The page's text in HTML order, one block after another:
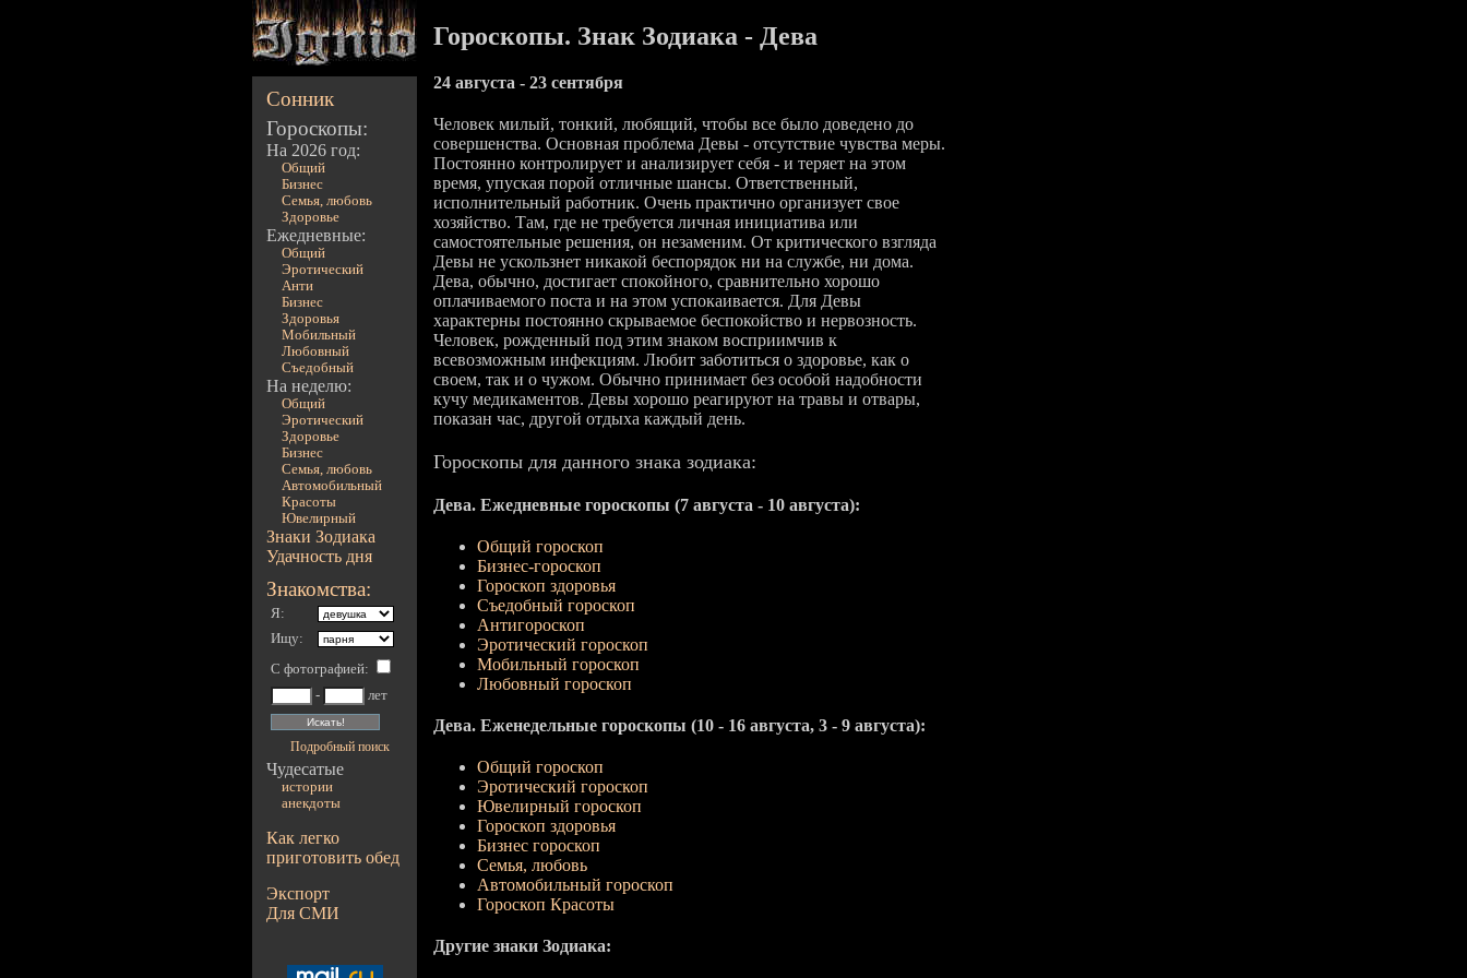
Сонник
Гороскопы:
На 2026 год:
Общий
Бизнес
Семья, любовь
Здоровье
Ежедневные:
Общий
Эротический
Анти
Бизнес
Здоровья
Мобильный
Любовный
Съедобный
На неделю:
Общий
Эротический
Здоровье
Бизнес
Семья, любовь
Автомобильный
Красоты
Ювелирный
Знаки Зодиака
Удачность дня
Знакомства:
Я:
Ищу:
С фотографией:
-
лет
Подробный поиск
Чудесатые
истории
анекдоты
Как легко
приготовить обед
Экспорт
Для СМИ
Гороскопы. Знак Зодиака - Дева
24 августа - 23 сентября
Человек милый, тонкий, любящий, чтобы все было доведено до
совершенства. Основная проблема Девы - отсутствие чувства меры.
Постоянно контролирует и анализирует себя - и теряет на этом
время, упуская порой отличные шансы. Ответственный,
исполнительный работник. Очень практично организует свое
хозяйство. Там, где не требуется личная инициатива или
самостоятельные решения, он незаменим. От критического взгляда
Девы не ускользнет никакой беспорядок ни на службе, ни дома.
Дева, обычно, достигает спокойного, сравнительно хорошо
оплачиваемого поста и на этом успокаивается. Для Девы
характерны постоянно скрываемое беспокойство и нервозность.
Человек, рожденный под этим знаком восприимчив к
всевозможным инфекциям. Любит заботиться о здоровье, как о
своем, так и о чужом. Обычно принимает без особой надобности
кучу медикаментов. Девы хорошо реагируют на травы и отвары,
показан час, другой отдыха каждый день.
Гороскопы для данного знака зодиака:
Дева. Ежедневные гороскопы (7 августа - 10 августа):
Общий гороскоп
Бизнес-гороскоп
Гороскоп здоровья
Съедобный гороскоп
Антигороскоп
Эротический гороскоп
Мобильный гороскоп
Любовный гороскоп
Дева. Еженедельные гороскопы (10 - 16 августа, 3 - 9 августа):
Общий гороскоп
Эротический гороскоп
Ювелирный гороскоп
Гороскоп здоровья
Бизнес гороскоп
Семья, любовь
Автомобильный гороскоп
Гороскоп Красоты
Другие знаки Зодиака: